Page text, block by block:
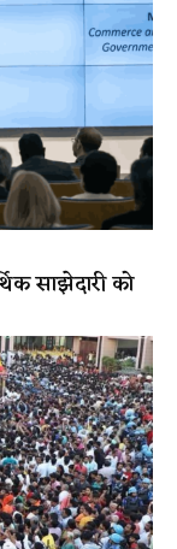
साझेदारी को